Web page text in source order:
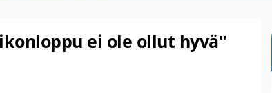
ei ole ollut hyvä"